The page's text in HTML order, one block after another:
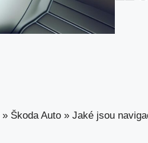
» Škoda Auto » Jaké jsou